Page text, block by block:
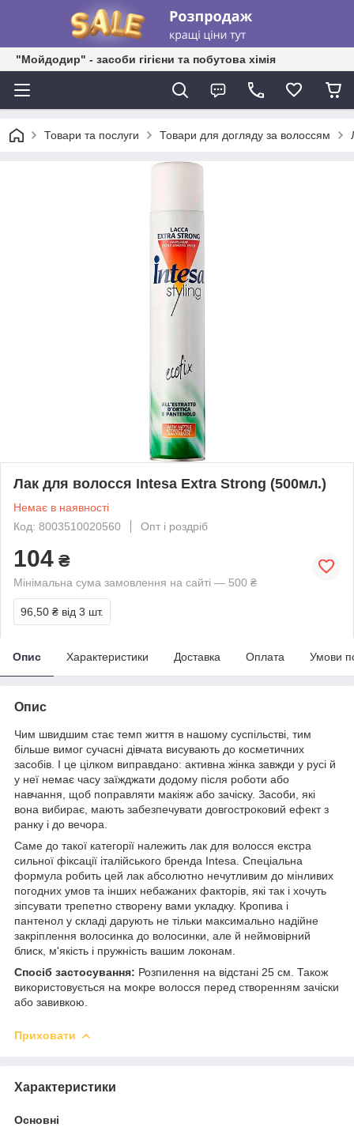
"Мойдодир" - засоби гігієни та побутова хімія
Товари та послуги Товари для догляду за волоссям
Лак для волосся Intesa Extra Strong (500мл.)
Немає в наявності
Код: 8003510020560
Опт і роздріб
104 ₴
Мінімальна сума замовлення на сайті — 500 ₴
96,50 ₴ від 3 шт.
Опис Характеристики Доставка Оплата Умови
Опис
Чим швидшим стає темп життя в нашому суспільстві, тим
більше вимог сучасні дівчата висувають до косметичних
засобів. І це цілком виправдано: активна жінка завжди у русі й
у неї немає часу заїжджати додому після роботи або
навчання, щоб поправляти макіяж або зачіску. Засоби, які
вона вибирає, мають забезпечувати довгостроковий ефект з
ранку і до вечора.
Саме до такої категорії належить лак для волосся екстра
сильної фіксації італійського бренда Intesa. Спеціальна
формула робить цей лак абсолютно нечутливим до мінливих
погодних умов та інших небажаних факторів, які так і хочуть
зіпсувати трепетно ​​створену вами укладку. Кропива і
пантенол у складі дарують не тільки максимально надійне
закріплення волосинка до волосинки, але й неймовірний
блиск, м'якість і пружність вашим локонам.
Спосіб застосування: Розпилення на відстані 25 см. Також
використовується на мокре волосся перед створенням зачіски
або завивкою.
Приховати
Характеристики
Основні